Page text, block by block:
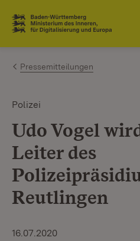
Zum Inhalt springen
Link zur Startseite
Pressemitteilungen
Polizei
Udo Vogel
Leiter des
Reutlingen
16.07.2020